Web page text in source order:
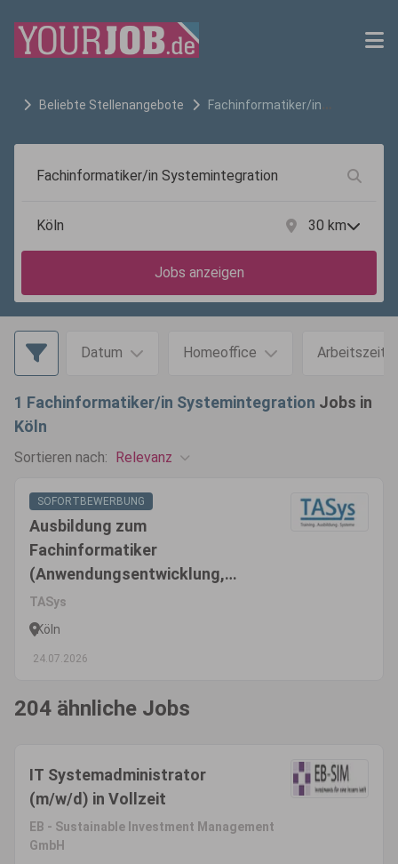
Beliebte Stellenangebote
Fachinformatiker/in
30 km
Jobs anzeigen
Datum Homeoffice Arbeitszeit
1 Fachinformatiker/in Systemintegration Jobs in
Köln
Sortieren nach: Relevanz
SOFORTBEWERBUNG
Ausbildung zum
Fachinformatiker
(Anwendungsentwicklung,
Systemintegration oder Daten-
und Prozessanalyse) (m/w/d)
TASys
Köln
24.07.2026
204 ähnliche Jobs
IT Systemadministrator
(m/w/d) in Vollzeit
EB - Sustainable Investment Management
GmbH